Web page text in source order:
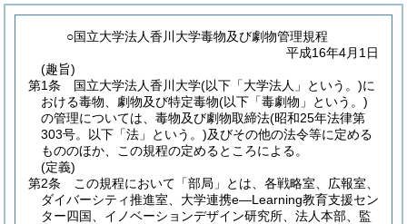
○国立大学法人香川大学毒物及び劇物管理規程
平成16年4月1日
(趣旨)
第1条
国立大学法人香川大学(以下「大学法人」という。)に
おける毒物、劇物及び特定毒物(以下「毒劇物」という。)
の管理については、毒物及び劇物取締法(昭和25年法律第
303号。以下「法」という。)及びその他の法令等に定める
もののほか、この規程の定めるところによる。
(定義)
第2条
この規程において「部局」とは、各戦略室、広報室、
ダイバーシティ推進室、大学連携e―Learning教育支援セン
ター四国、イノベーションデザイン研究所、法人本部、監